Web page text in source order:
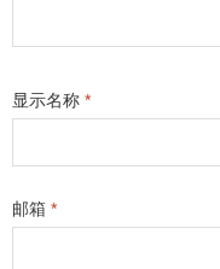
显示名称 *
邮箱 *